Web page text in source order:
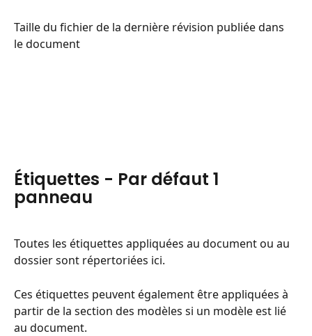
Taille du fichier de la dernière révision publiée dans
le document
Étiquettes - Par défaut 1
panneau
Toutes les étiquettes appliquées au document ou au
dossier sont répertoriées ici.
Ces étiquettes peuvent également être appliquées à
partir de la section des modèles si un modèle est lié
au document.